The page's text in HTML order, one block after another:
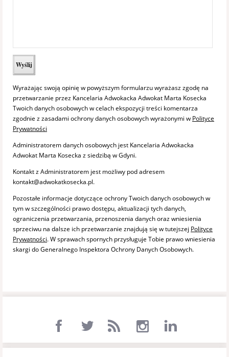
Wyrażając swoją opinię w powyższym formularzu wyrażasz zgodę na
przetwarzanie przez Kancelaria Adwokacka Adwokat Marta Kosecka
Twoich danych osobowych w celach ekspozycji treści komentarza
zgodnie z zasadami ochrony danych osobowych wyrażonymi w Polityce
Prywatności
Administratorem danych osobowych jest Kancelaria Adwokacka
Adwokat Marta Kosecka z siedzibą w Gdyni.
Kontakt z Administratorem jest możliwy pod adresem
kontakt@adwokatkosecka.pl.
Pozostałe informacje dotyczące ochrony Twoich danych osobowych w
tym w szczególności prawo dostępu, aktualizacji tych danych,
ograniczenia przetwarzania, przenoszenia danych oraz wniesienia
sprzeciwu na dalsze ich przetwarzanie znajdują się w tutejszej Polityce
Prywatności. W sprawach spornych przysługuje Tobie prawo wniesienia
skargi do Generalnego Inspektora Ochrony Danych Osobowych.